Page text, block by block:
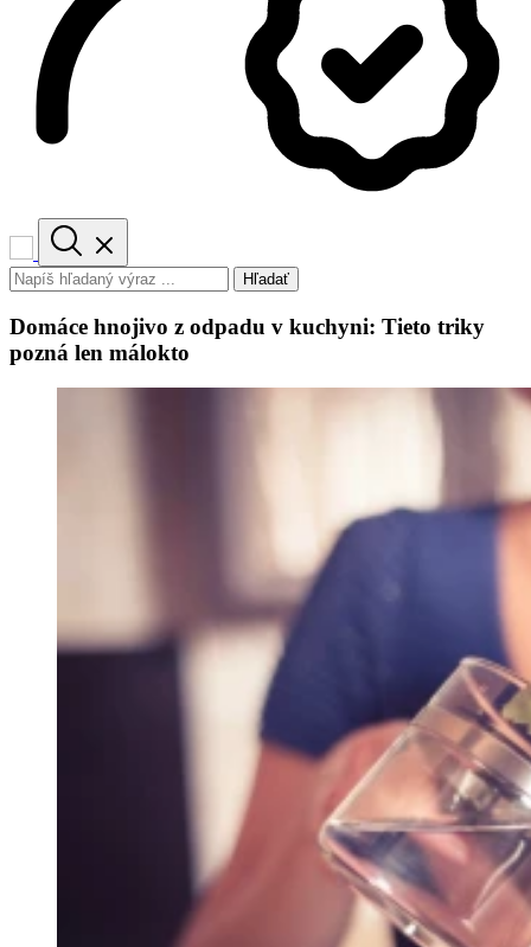
Hľadať
Domáce hnojivo z odpadu v kuchyni: Tieto triky
pozná len málokto